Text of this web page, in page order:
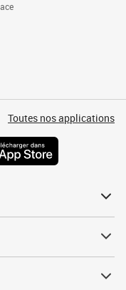
Toutes nos applications